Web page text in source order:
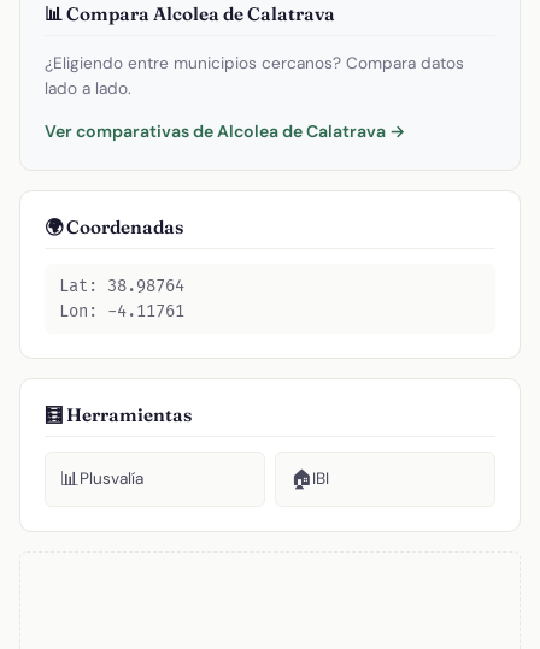
📊 Compara Alcolea de Calatrava
¿Eligiendo entre municipios cercanos? Compara datos
lado a lado.
Ver comparativas de Alcolea de Calatrava →
🌍 Coordenadas
Lat: 38.98764
Lon: -4.11761
🧮 Herramientas
📊Plusvalía 🏠IBI